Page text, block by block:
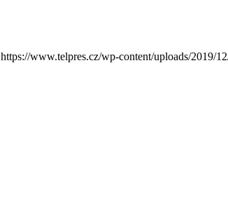
https://www.telpres.cz/wp-content/uploads/2019/